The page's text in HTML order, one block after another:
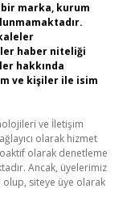
marka, kurum
haber niteliği
hakkında
ve kişiler ile isim
ve İletişim
olarak hizmet
olarak denetleme
Ancak, üyelerimiz
olup, siteye üye olarak